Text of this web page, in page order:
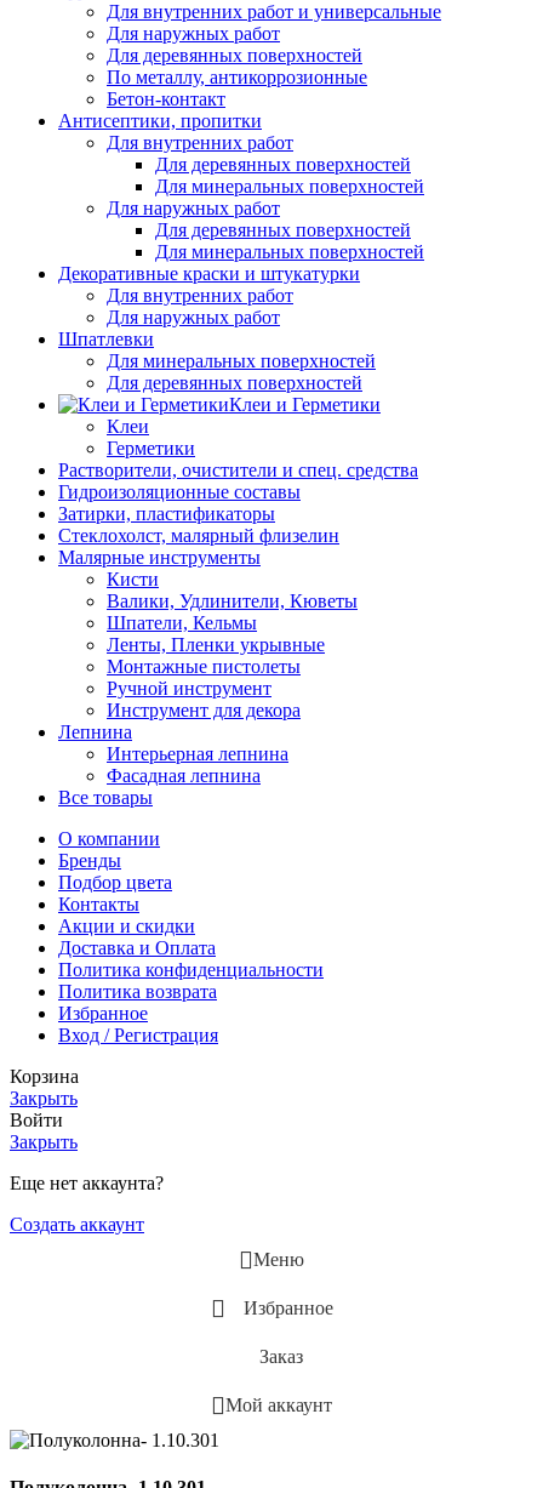
Для внутренних работ и универсальные
Для наружных работ
Для деревянных поверхностей
По металлу, антикоррозионные
Бетон-контакт
Антисептики, пропитки
Для внутренних работ
Для деревянных поверхностей
Для минеральных поверхностей
Для наружных работ
Для деревянных поверхностей
Для минеральных поверхностей
Декоративные краски и штукатурки
Для внутренних работ
Для наружных работ
Шпатлевки
Для минеральных поверхностей
Для деревянных поверхностей
Клеи и Герметики
Клеи
Герметики
Растворители, очистители и спец. средства
Гидроизоляционные составы
Затирки, пластификаторы
Стеклохолст, малярный флизелин
Малярные инструменты
Кисти
Валики, Удлинители, Кюветы
Шпатели, Кельмы
Ленты, Пленки укрывные
Монтажные пистолеты
Ручной инструмент
Инструмент для декора
Лепнина
Интерьерная лепнина
Фасадная лепнина
Все товары
О компании
Бренды
Подбор цвета
Контакты
Акции и скидки
Доставка и Оплата
Политика конфиденциальности
Политика возврата
Избранное
Вход / Регистрация
Корзина
Закрыть
Войти
Закрыть
Еще нет аккаунта?
Создать аккаунт
Меню
Избранное
Заказ
Мой аккаунт